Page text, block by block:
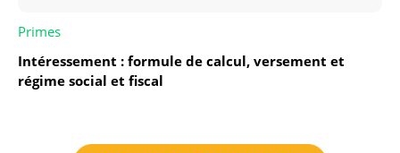
Primes
Intéressement : formule de calcul, versement et
régime social et fiscal